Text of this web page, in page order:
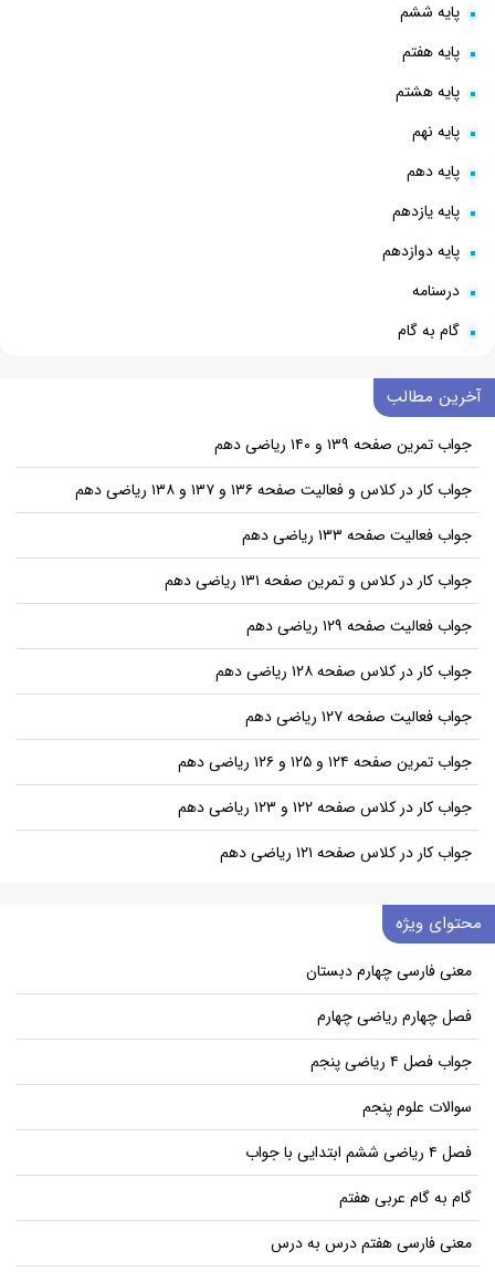
پایه ششم
پایه هفتم
پایه هشتم
پایه نهم
پایه دهم
پایه یازدهم
پایه دوازدهم
درسنامه
گام به گام
آخرین مطالب
جواب تمرین صفحه ۱۳۹ و ۱۴۰ ریاضی دهم
جواب کار در کلاس و فعالیت صفحه ۱۳۶ و ۱۳۷ و ۱۳۸ ریاضی دهم
جواب فعالیت صفحه ۱۳۳ ریاضی دهم
جواب کار در کلاس و تمرین صفحه ۱۳۱ ریاضی دهم
جواب فعالیت صفحه ۱۲۹ ریاضی دهم
جواب کار در کلاس صفحه ۱۲۸ ریاضی دهم
جواب فعالیت صفحه ۱۲۷ ریاضی دهم
جواب تمرین صفحه ۱۲۴ و ۱۲۵ و ۱۲۶ ریاضی دهم
جواب کار در کلاس صفحه ۱۲۲ و ۱۲۳ ریاضی دهم
جواب کار در کلاس صفحه ۱۲۱ ریاضی دهم
محتوای ویژه
معنی فارسی چهارم دبستان
فصل چهارم ریاضی چهارم
جواب فصل ۴ ریاضی پنجم
سوالات علوم پنجم
فصل ۴ ریاضی ششم ابتدایی با جواب
گام به گام عربی هفتم
معنی فارسی هفتم درس به درس